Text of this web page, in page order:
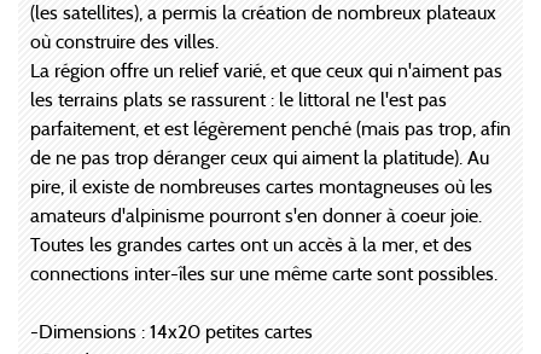
(les satellites), a permis la création de nombreux plateaux
où construire des villes.
La région offre un relief varié, et que ceux qui n'aiment pas
les terrains plats se rassurent : le littoral ne l'est pas
parfaitement, et est légèrement penché (mais pas trop, afin
de ne pas trop déranger ceux qui aiment la platitude). Au
pire, il existe de nombreuses cartes montagneuses où les
amateurs d'alpinisme pourront s'en donner à coeur joie.
Toutes les grandes cartes ont un accès à la mer, et des
connections inter-îles sur une même carte sont possibles.
-Dimensions : 14x20 petites cartes